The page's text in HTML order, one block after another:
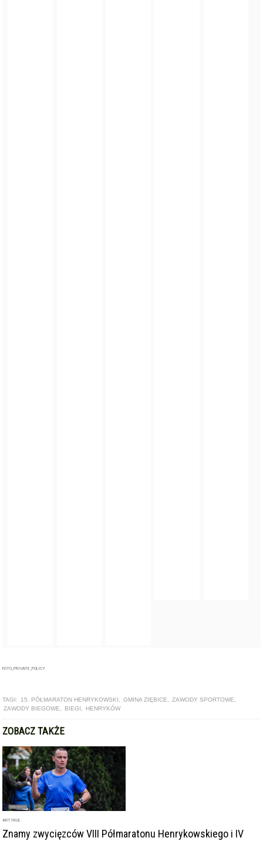
FOTO_PRIVATE_POLICY
TAGI: 15. PÓŁMARATON HENRYKOWSKI, GMINA ZIĘBICE, ZAWODY SPORTOWE,
ZAWODY BIEGOWE, BIEGI, HENRYKÓW
ZOBACZ TAKŻE
ARTYKUŁ
Znamy zwycięzców VIII Półmaratonu Henrykowskiego i IV